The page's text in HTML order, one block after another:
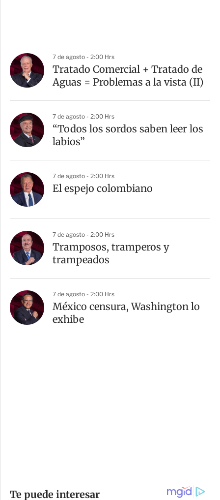
7 de agosto - 2:00 Hrs
Tratado Comercial + Tratado de
Aguas = Problemas a la vista (II)
7 de agosto - 2:00 Hrs
“Todos los sordos saben leer los
labios”
7 de agosto - 2:00 Hrs
El espejo colombiano
7 de agosto - 2:00 Hrs
Tramposos, tramperos y
trampeados
7 de agosto - 2:00 Hrs
México censura, Washington lo
exhibe